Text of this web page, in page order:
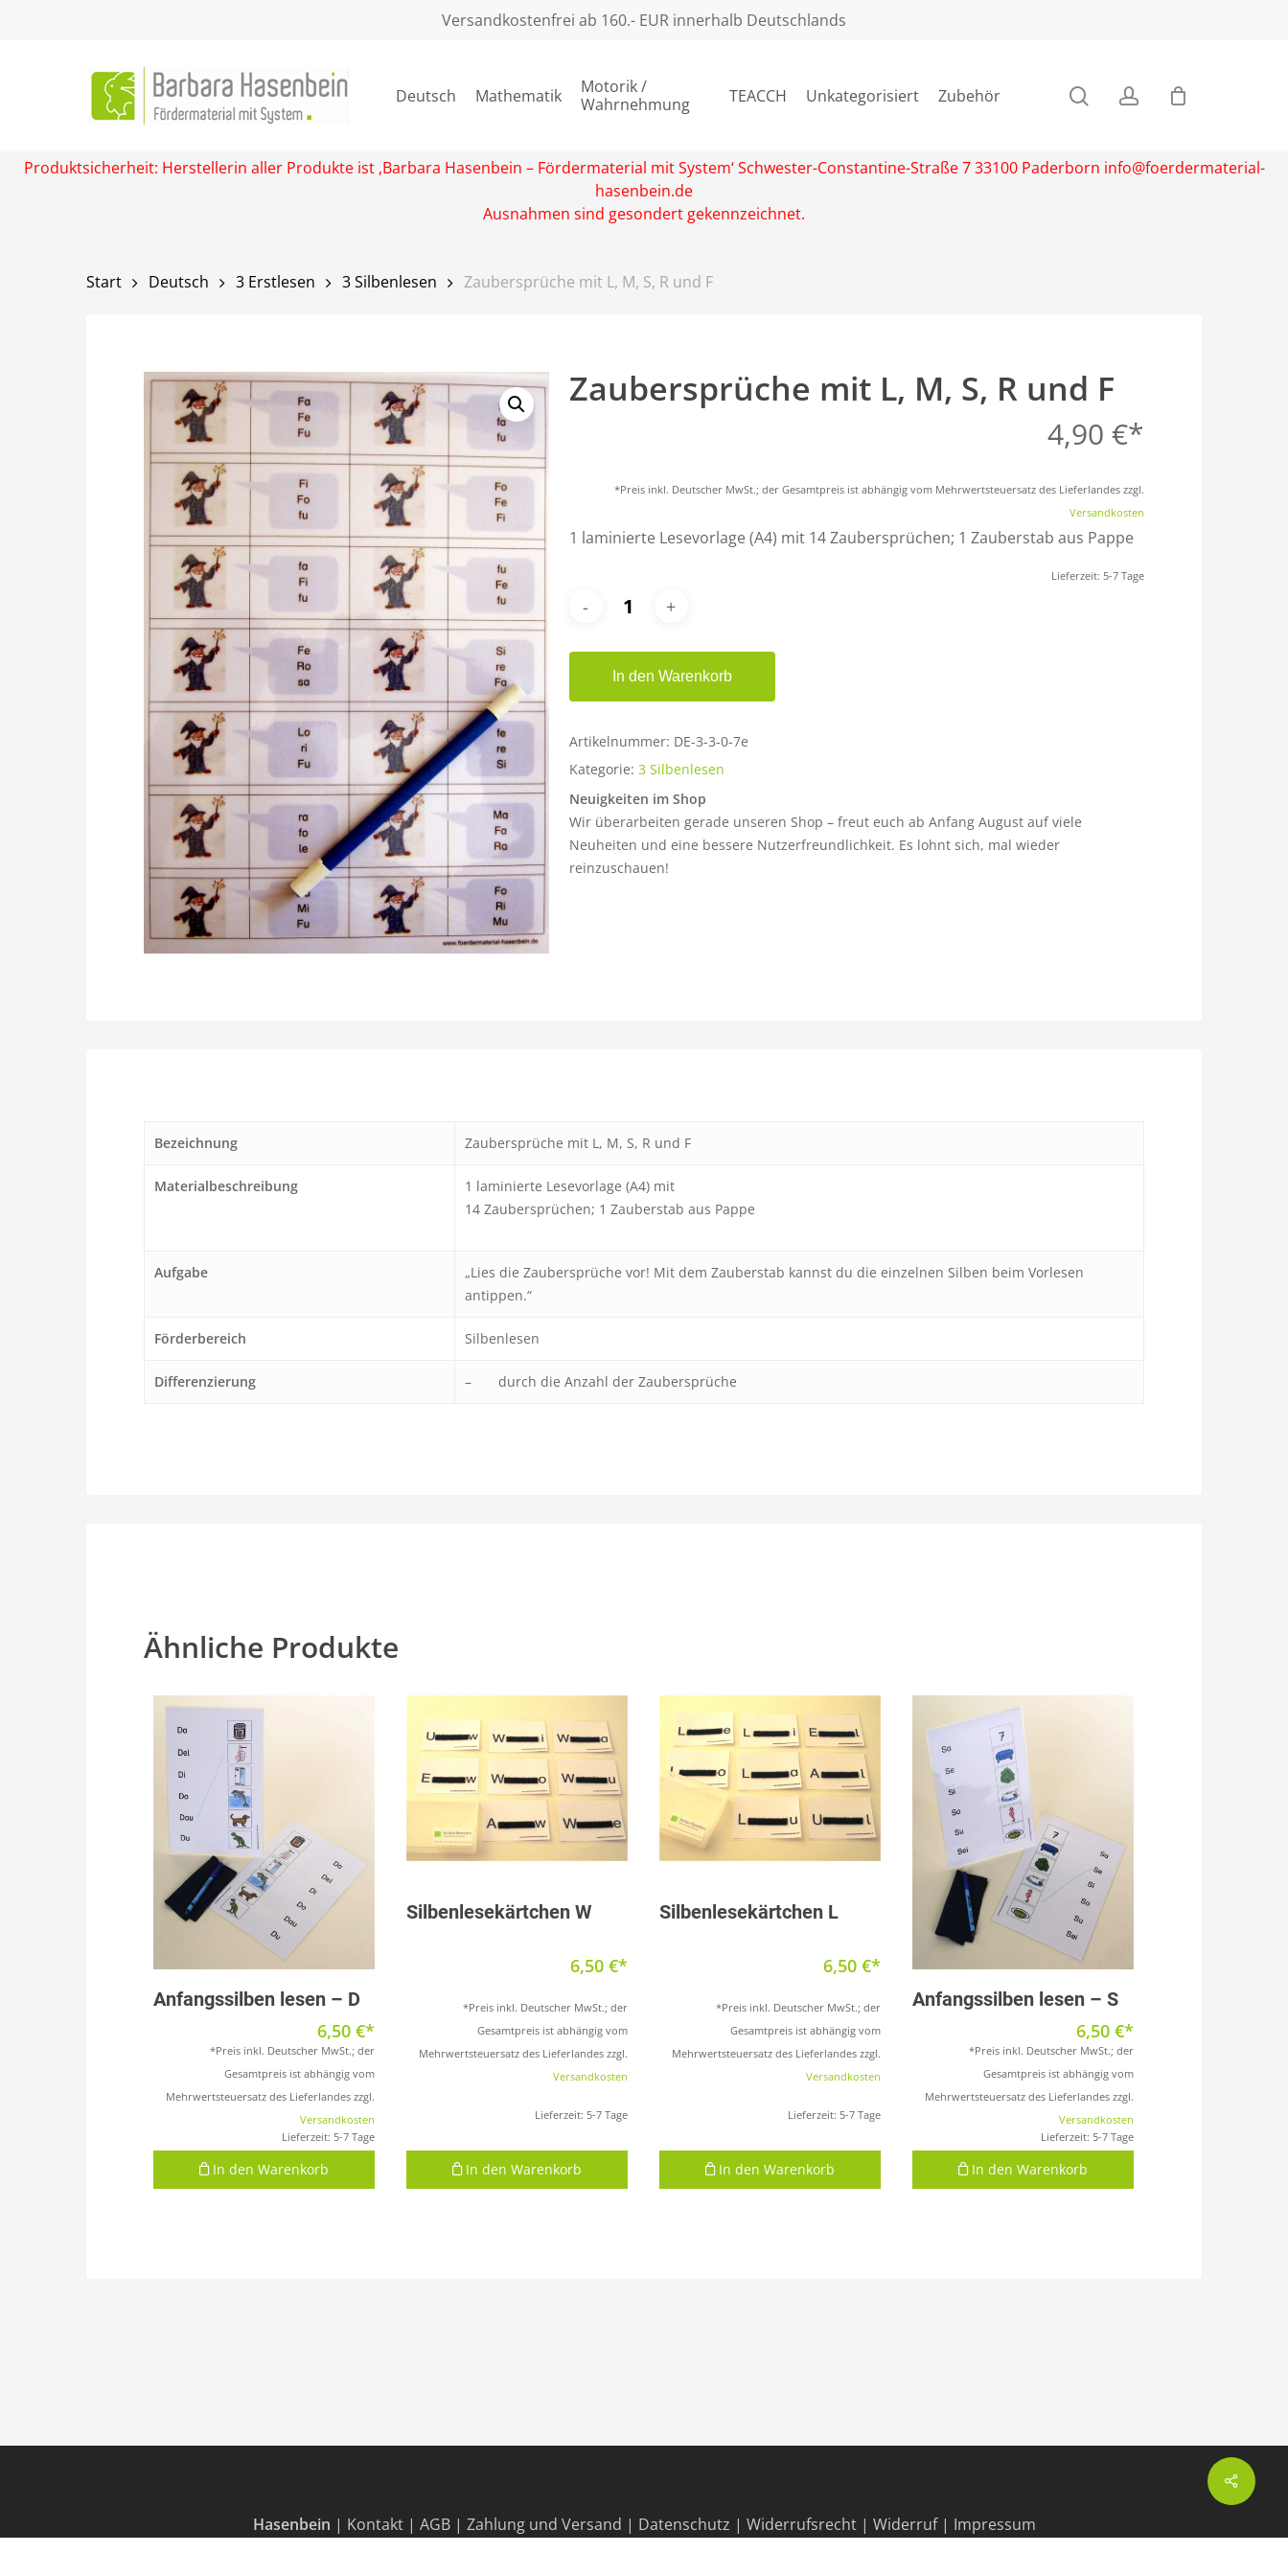
Versandkostenfrei ab 160.- EUR innerhalb Deutschlands
Drücken Sie die Eingabetaste, um zu suchen, oder ESC, um zu schließen.
Deutsch Mathematik
Motorik /
Wahrnehmung
TEACCH Unkategorisiert Zubehör searchaccount
Produktsicherheit: Herstellerin aller Produkte ist ‚Barbara Hasenbein – Fördermaterial mit System‘ Schwester-Constantine-Straße 7 33100 Paderborn info@foerdermaterial-
hasenbein.de
Ausnahmen sind gesondert gekennzeichnet.
Start Deutsch 3 Erstlesen 3 Silbenlesen Zaubersprüche mit L, M, S, R und F
Zaubersprüche mit L, M, S, R und F
4,90 €
*Preis inkl. Deutscher MwSt.; der Gesamtpreis ist abhängig vom Mehrwertsteuersatz des Lieferlandes zzgl.
Versandkosten
1 laminierte Lesevorlage (A4) mit 14 Zaubersprüchen; 1 Zauberstab aus Pappe
Lieferzeit: 5-7 Tage
In den Warenkorb
Artikelnummer: DE-3-3-0-7e
Kategorie: 3 Silbenlesen
Neuigkeiten im Shop
Wir überarbeiten gerade unseren Shop – freut euch ab Anfang August auf viele
Neuheiten und eine bessere Nutzerfreundlichkeit. Es lohnt sich, mal wieder
reinzuschauen!
Bezeichnung Zaubersprüche mit L, M, S, R und F
Materialbeschreibung
1 laminierte Lesevorlage (A4) mit
14 Zaubersprüchen; 1 Zauberstab aus Pappe
Aufgabe
„Lies die Zaubersprüche vor! Mit dem Zauberstab kannst du die einzelnen Silben beim Vorlesen
antippen.“
Förderbereich Silbenlesen
Differenzierung – durch die Anzahl der Zaubersprüche
Ähnliche Produkte
Produkt anzeigen
Anfangssilben lesen – D
In den Warenkorb
6,50 €
*Preis inkl. Deutscher MwSt.; der
Gesamtpreis ist abhängig vom
Mehrwertsteuersatz des Lieferlandes zzgl.
Versandkosten
Lieferzeit: 5-7 Tage
Silbenlesekärtchen W
In den Warenkorb
6,50 €
*Preis inkl. Deutscher MwSt.; der
Gesamtpreis ist abhängig vom
Mehrwertsteuersatz des Lieferlandes zzgl.
Versandkosten
Lieferzeit: 5-7 Tage
Silbenlesekärtchen L
In den Warenkorb
6,50 €
*Preis inkl. Deutscher MwSt.; der
Gesamtpreis ist abhängig vom
Mehrwertsteuersatz des Lieferlandes zzgl.
Versandkosten
Lieferzeit: 5-7 Tage
Produkt anzeigen
Anfangssilben lesen – S
In den Warenkorb
6,50 €
*Preis inkl. Deutscher MwSt.; der
Gesamtpreis ist abhängig vom
Mehrwertsteuersatz des Lieferlandes zzgl.
Versandkosten
Lieferzeit: 5-7 Tage
Share
Hasenbein | Kontakt| AGB| Zahlung und Versand | Datenschutz | Widerrufsrecht| Widerruf| Impressum